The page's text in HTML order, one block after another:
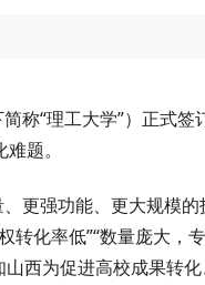
称“理工大学”）正式签
题。
更强功能、更大规模
化率低”“数量庞大，
西为促进高校成果转